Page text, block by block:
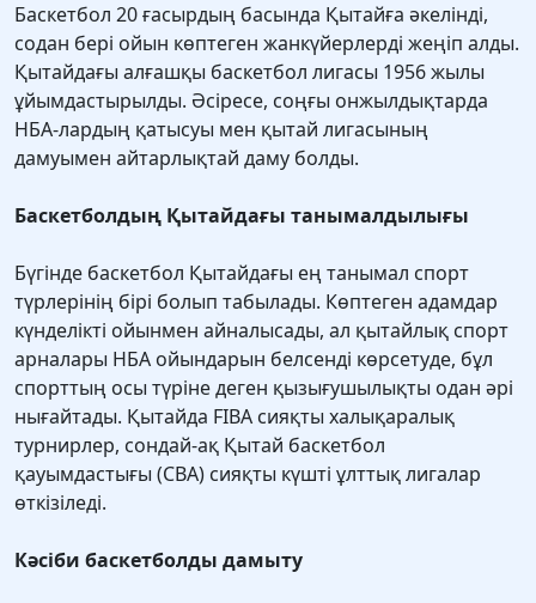
Баскетбол 20 ғасырдың басында Қытайға әкелінді,
содан бері ойын көптеген жанкүйерлерді жеңіп алды.
Қытайдағы алғашқы баскетбол лигасы 1956 жылы
ұйымдастырылды. Әсіресе, соңғы онжылдықтарда
НБА-лардың қатысуы мен қытай лигасының
дамуымен айтарлықтай даму болды.
Баскетболдың Қытайдағы танымалдылығы
Бүгінде баскетбол Қытайдағы ең танымал спорт
түрлерінің бірі болып табылады. Көптеген адамдар
күнделікті ойынмен айналысады, ал қытайлық спорт
арналары НБА ойындарын белсенді көрсетуде, бұл
спорттың осы түріне деген қызығушылықты одан әрі
нығайтады. Қытайда FIBA сияқты халықаралық
турнирлер, сондай-ақ Қытай баскетбол
қауымдастығы (CBA) сияқты күшті ұлттық лигалар
өткізіледі.
Кәсіби баскетболды дамыту